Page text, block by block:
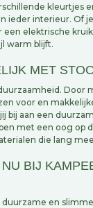
kleurtjes
ieder interieur. Of
een elektrische
warm blijft.
MET
Door
voor en
bij aan een
met een oog op
die lang
BIJ
en